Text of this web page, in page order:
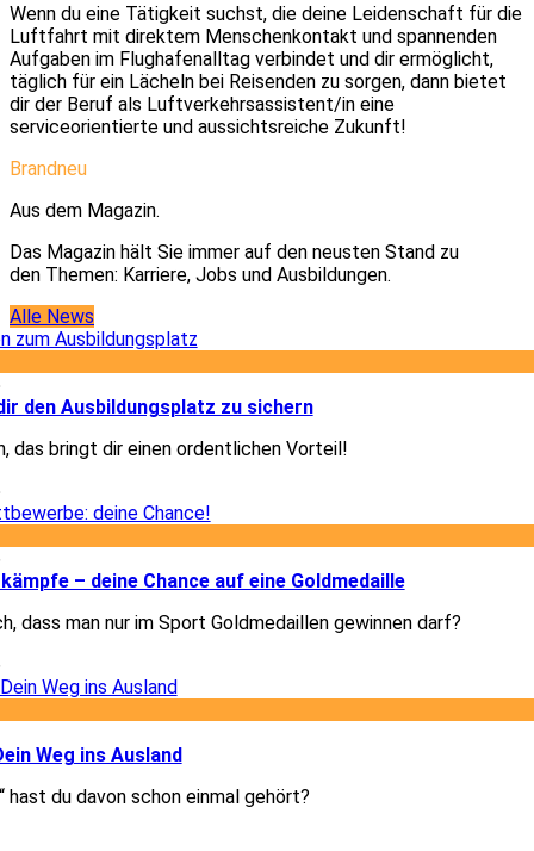
Wenn du eine Tätigkeit suchst, die deine Leidenschaft für die
Luftfahrt mit direktem Menschenkontakt und spannenden
Aufgaben im Flughafenalltag verbindet und dir ermöglicht,
täglich für ein Lächeln bei Reisenden zu sorgen, dann bietet
dir der Beruf als Luftverkehrsassistent/in eine
serviceorientierte und aussichtsreiche Zukunft!
Brandneu
Aus dem Magazin.
Das Magazin hält Sie immer auf den neusten Stand zu
den Themen: Karriere, Jobs und Ausbildungen.
Alle News
den Ausbildungsplatz zu sichern
das bringt dir einen ordentlichen Vorteil!
– deine Chance auf eine Goldmedaille
dass man nur im Sport Goldmedaillen gewinnen darf?
Weg ins Ausland
hast du davon schon einmal gehört?